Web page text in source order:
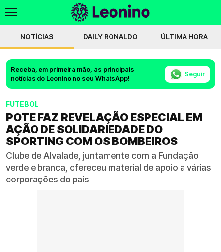
NOTÍCIAS DAILY RONALDO ÚLTIMA HORA
Receba, em primeira mão, as principais
notícias do Leonino no seu WhatsApp!
Seguir
FUTEBOL
POTE FAZ REVELAÇÃO ESPECIAL EM
AÇÃO DE SOLIDARIEDADE DO
SPORTING COM OS BOMBEIROS
Clube de Alvalade, juntamente com a Fundação
verde e branca, ofereceu material de apoio a várias
corporações do país